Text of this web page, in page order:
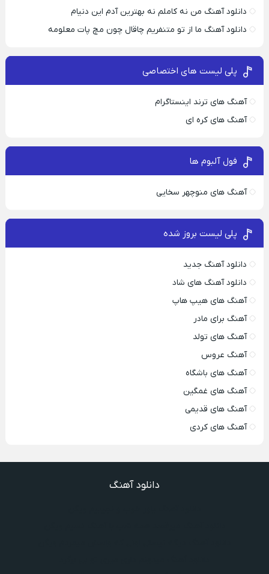
دانلود آهنگ من نه کاملم نه بهترین آدم این دنیام
دانلود آهنگ ما از تو متنفریم چاقال چون مچ پات معلومه
پلی لیست های اختصاصی
آهنگ های ترند اینستاگرام
آهنگ های کره ای
فول آلبوم ها
آهنگ های منوچهر سخایی
پلی لیست بروز شده
دانلود آهنگ جدید
دانلود آهنگ های شاد
آهنگ های هیپ هاپ
آهنگ برای مادر
آهنگ های تولد
آهنگ عروس
آهنگ های باشگاه
آهنگ های غمگین
آهنگ های قدیمی
آهنگ های کردی
دانلود آهنگ